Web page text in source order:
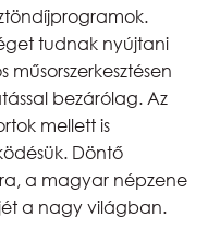
tudnak nyújtani
bezárólag. Az
mellett is
Döntő
a magyar népzene
a nagy világban.